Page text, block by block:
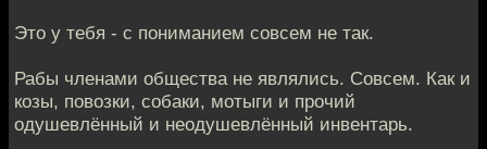
Это у тебя - с пониманием совсем не так.
Рабы членами общества не являлись. Совсем. Как и
козы, повозки, собаки, мотыги и прочий
одушевлённый и неодушевлённый инвентарь.